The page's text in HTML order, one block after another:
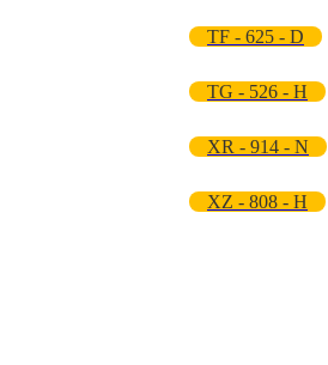
TF - 625 - D
TG - 526 - H
XR - 914 - N
XZ - 808 - H